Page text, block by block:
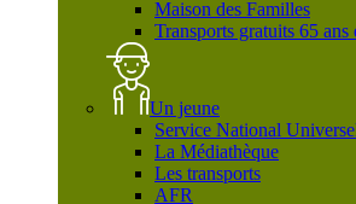
Maison des Familles
Transports gratuits 65 ans
Un jeune
Service National
La Médiathèque
Les transports
AFR